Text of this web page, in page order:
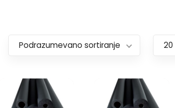
20
Podrazumevano sortiranje